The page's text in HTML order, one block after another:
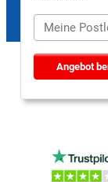
Angebot